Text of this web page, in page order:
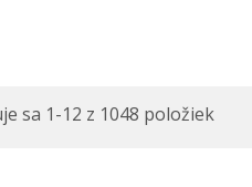
sa 1-12 z 1048 položiek